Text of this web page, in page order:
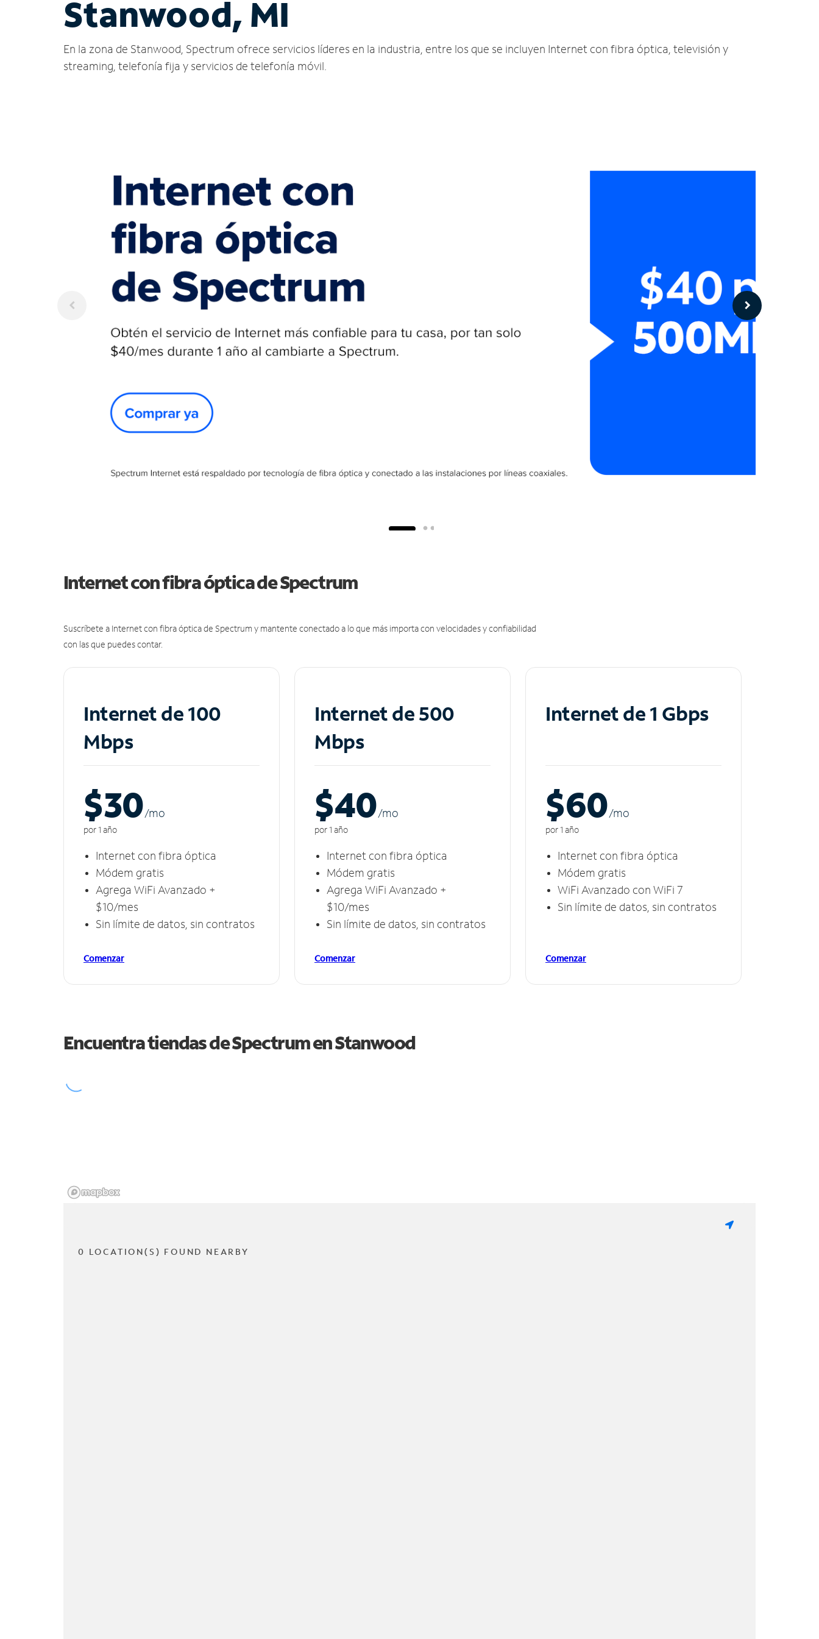
Stanwood, MI
En la zona de Stanwood, Spectrum ofrece servicios líderes en la industria, entre los que se incluyen Internet con fibra óptica, televisión y
streaming, telefonía fija y servicios de telefonía móvil.
Internet con fibra óptica de Spectrum
Suscríbete a Internet con fibra óptica de Spectrum y mantente conectado a lo que más importa con velocidades y confiabilidad
con las que puedes contar.
Internet de 100
Mbps
$30/mo
por 1 año
Internet con fibra óptica
Módem gratis
Agrega WiFi Avanzado +
$10/mes
Sin límite de datos, sin contratos
Comenzar
Internet de 500
Mbps
$40/mo
por 1 año
Internet con fibra óptica
Módem gratis
Agrega WiFi Avanzado +
$10/mes
Sin límite de datos, sin contratos
Comenzar
Internet de 1 Gbps
$60/mo
por 1 año
Internet con fibra óptica
Módem gratis
WiFi Avanzado con WiFi 7
Sin límite de datos, sin contratos
Comenzar
Encuentra tiendas de Spectrum enStanwood
0 LOCATION(S) FOUND NEARBY